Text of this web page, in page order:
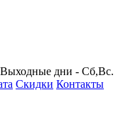
дни - Сб,Вс.
Скидки Контакты